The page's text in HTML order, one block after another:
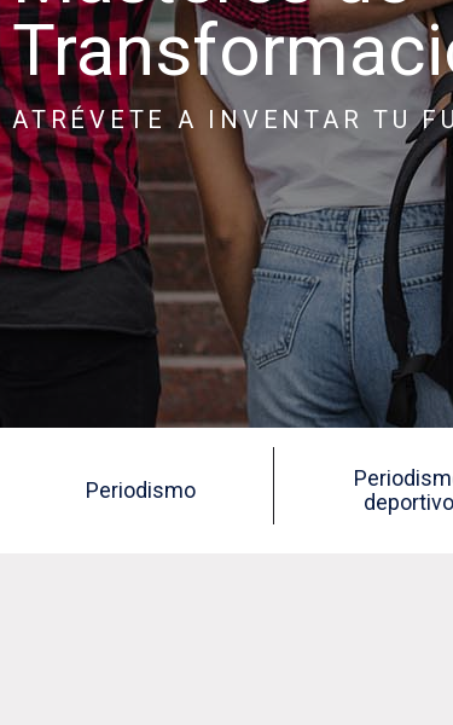
ATRÉVETE A INVENTAR TU
Periodismo
deportivo